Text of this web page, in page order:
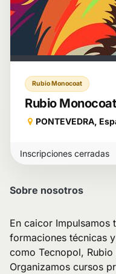
Rubio Monocoat
Rubio
PONTEVEDRA,
Inscripciones cerradas
Sobre nosotros
En caicor Impulsamos
formaciones técnicas
como Tecnopol,
Organizamos cursos